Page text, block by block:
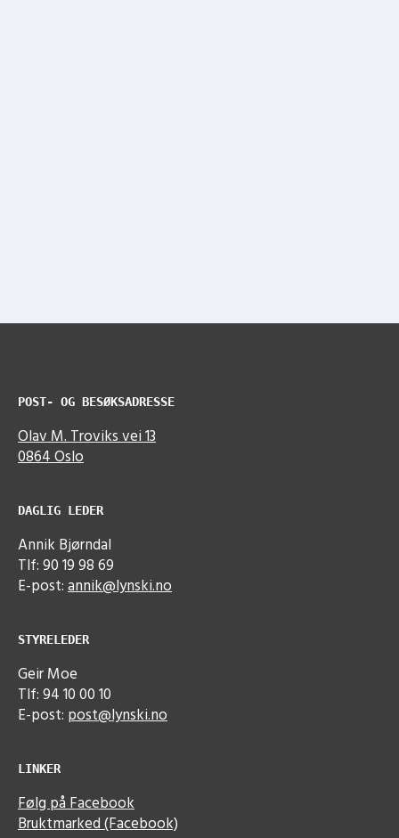
POST- OG BESØKSADRESSE
Olav M. Troviks vei 13
0864 Oslo
DAGLIG LEDER
Annik Bjørndal
Tlf: 90 19 98 69
E-post:annik@lynski.no
STYRELEDER
Geir Moe
Tlf: 94 10 00 10
E-post: post@lynski.no
LINKER
Følg på Facebook
Bruktmarked (Facebook)